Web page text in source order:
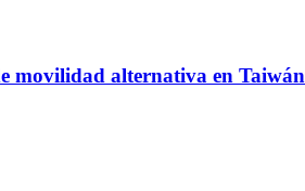
movilidad alternativa en Taiwán